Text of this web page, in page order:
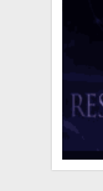
TCG &
VÝKUP HER